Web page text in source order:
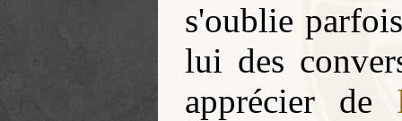
s'oublie
lui des
apprécier de